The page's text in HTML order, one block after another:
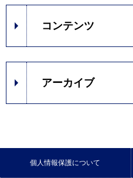
コンテンツ
アーカイブ
個人情報保護について